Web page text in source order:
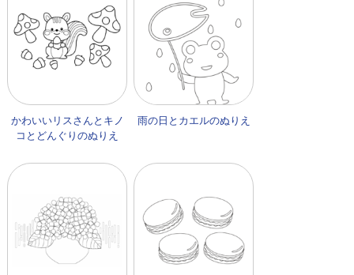
かわいいリスさんとキノ
コとどんぐりのぬりえ
雨の日とカエルのぬりえ